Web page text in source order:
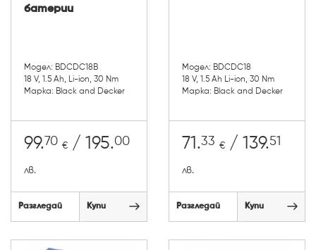
батерии
Модел: BDCDC18B
18 V, 1.5 Ah, Li-ion, 30 Nm
Марка: Black and Decker
99.70 € / 195.00
лв.
Разгледай Купи
Модел: BDCDC18
18 V, 1.5 Ah Li-ion, 30 Nm
Марка: Black and Decker
71.33 € / 139.51
лв.
Разгледай Купи